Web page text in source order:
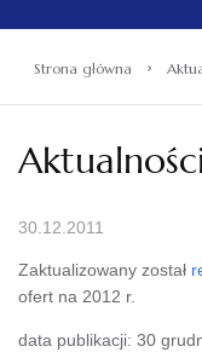
Strona główna ›
30.12.2011
Zaktualizowany został
ofert na 2012 r.
data publikacji: 30